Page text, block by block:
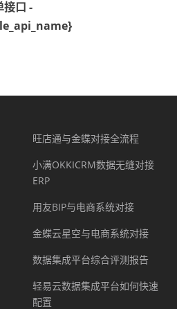
接口 -
旺店通与金蝶对接全流程
小满OKKICRM数据无缝对接
ERP
用友BIP与电商系统对接
金蝶云星空与电商系统对接
数据集成平台综合评测报告
轻易云数据集成平台如何快速
配置